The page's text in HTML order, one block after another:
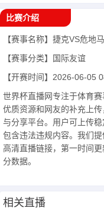
比赛介绍
【赛事名称】 捷克VS危地
【赛事分类】
国际友谊
【开赛时间】 2026-06-05
世界杯直播网专注于体育
优质资源和网友的补充上
与分享平台。用户可上传
包含违法违规内容。我们
高清直播链接，第一时间
分数据。
相关直播